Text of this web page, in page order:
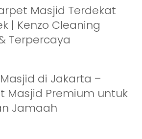
Masjid Terdekat
| Kenzo Cleaning
Terpercaya
di Jakarta –
Masjid Premium untuk
Jamaah